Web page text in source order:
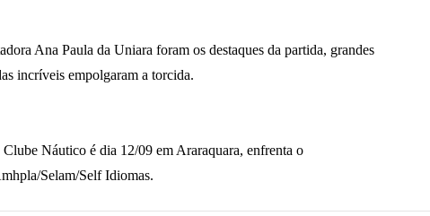
Ana Paula da Uniara foram os destaques da partida, grandes
incríveis empolgaram a torcida.
Náutico é dia 12/09 em Araraquara, enfrenta o
Selam/Self Idiomas.